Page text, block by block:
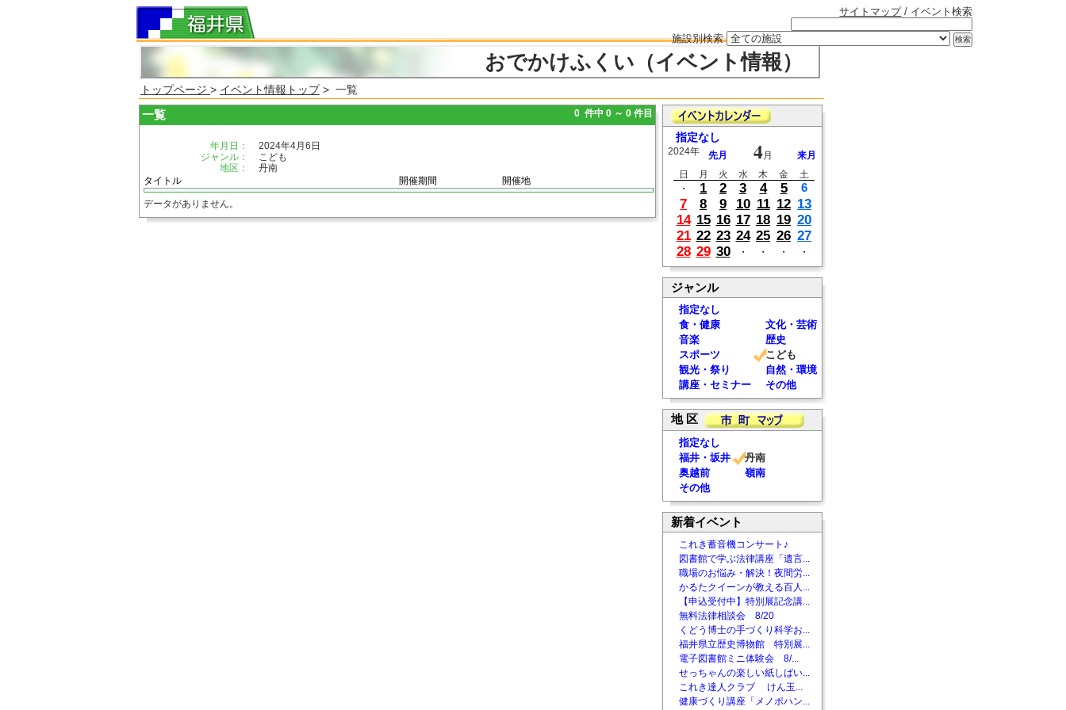
サイトマップ/ イベント検索
施設別検索
おでかけふくい（イベント情報）
トップページ > イベント情報トップ> 一覧
一覧 0 件中 0 ～ 0 件目
年月日：
2024年4月6日
ジャンル：
こども
地区：
丹南
タイトル
開催期間 開催地
データがありません。
指定なし
2024年 先月 4月
来月
日
月 火 水 木 金
土
・
1 2 3 4 5 6
7 8 9 10 11 12 13
14 15 16 17 18 19 20
21 22 23 24 25 26 27
28 29 30 ・ ・ ・ ・
ジャンル
指定なし
食・健康
文化・芸術
音楽
歴史
スポーツ
こども
観光・祭り
自然・環境
講座・セミナー
その他
地 区
指定なし
福井・坂井
丹南
奥越前
嶺南
その他
新着イベント
これき蓄音機コンサート♪
図書館で学ぶ法律講座「遺言...
職場のお悩み・解決！夜間労...
かるたクイーンが教える百人...
【申込受付中】特別展記念講...
無料法律相談会 8/20
くどう博士の手づくり科学お...
福井県立歴史博物館 特別展...
電子図書館ミニ体験会 8/...
せっちゃんの楽しい紙しばい...
これき達人クラブ けん玉...
健康づくり講座「メノポハン...